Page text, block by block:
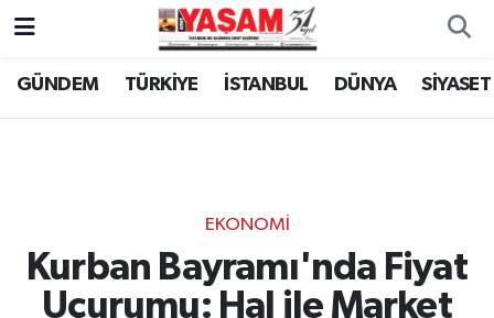
GÜNDEM TÜRKİYE İSTANBUL DÜNYA SİYASET
EKONOMİ
Kurban Bayramı'nda Fiyat
Uçurumu: Hal ile Market